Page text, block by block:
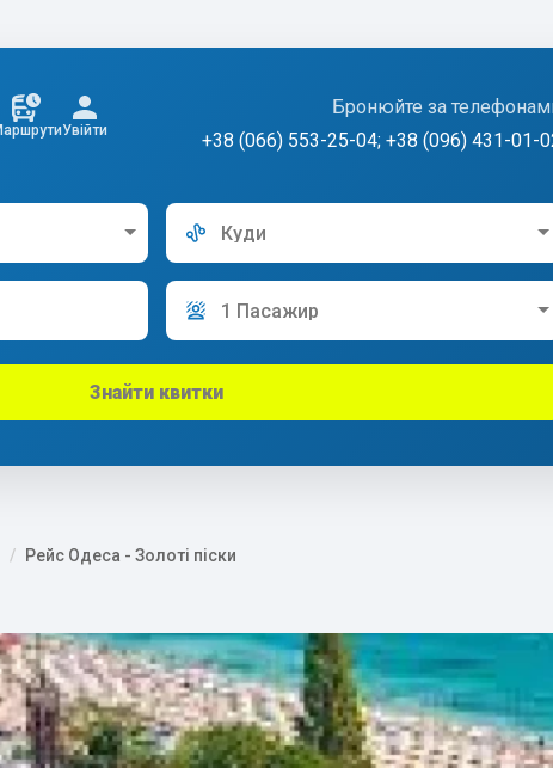
Увійти
Бронюйте за
+38 (066) 553-25-04; +38 (096) 431-01-
Куди
1 Пасажир
Знайти квитки
Рейс Одеса - Золоті піски